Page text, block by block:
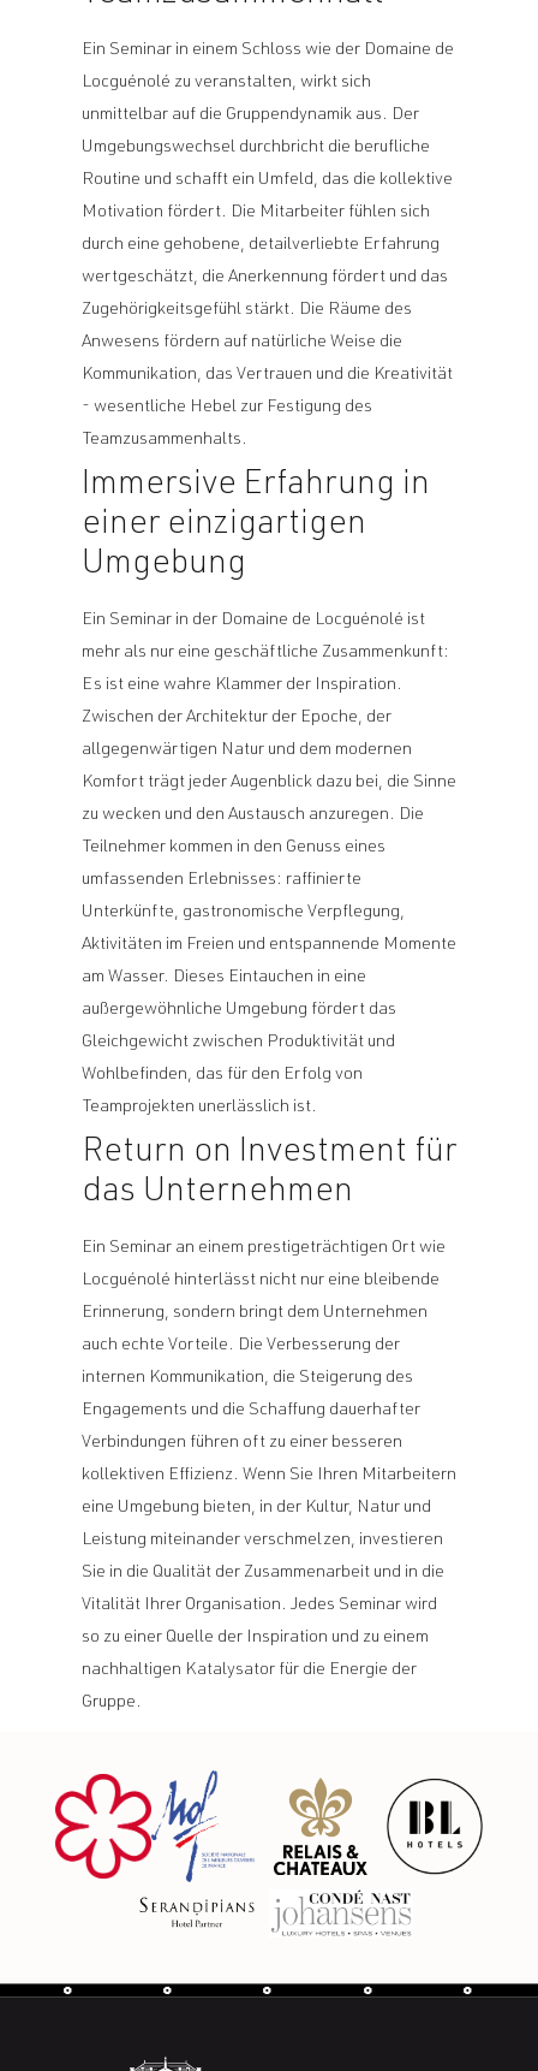
Ein Seminar in einem Schloss wie der Domaine de
Locguénolé zu veranstalten, wirkt sich
unmittelbar auf die Gruppendynamik aus. Der
Umgebungswechsel durchbricht die berufliche
Routine und schafft ein Umfeld, das die kollektive
Motivation fördert. Die Mitarbeiter fühlen sich
durch eine gehobene, detailverliebte Erfahrung
wertgeschätzt, die Anerkennung fördert und das
Zugehörigkeitsgefühl stärkt. Die Räume des
Anwesens fördern auf natürliche Weise die
Kommunikation, das Vertrauen und die Kreativität
- wesentliche Hebel zur Festigung des
Teamzusammenhalts.
Immersive Erfahrung in
einer einzigartigen
Umgebung
Ein Seminar in der Domaine de Locguénolé ist
mehr als nur eine geschäftliche Zusammenkunft:
Es ist eine wahre Klammer der Inspiration.
Zwischen der Architektur der Epoche, der
allgegenwärtigen Natur und dem modernen
Komfort trägt jeder Augenblick dazu bei, die Sinne
zu wecken und den Austausch anzuregen. Die
Teilnehmer kommen in den Genuss eines
umfassenden Erlebnisses: raffinierte
Unterkünfte, gastronomische Verpflegung,
Aktivitäten im Freien und entspannende Momente
am Wasser. Dieses Eintauchen in eine
außergewöhnliche Umgebung fördert das
Gleichgewicht zwischen Produktivität und
Wohlbefinden, das für den Erfolg von
Teamprojekten unerlässlich ist.
Return on Investment für
das Unternehmen
Ein Seminar an einem prestigeträchtigen Ort wie
Locguénolé hinterlässt nicht nur eine bleibende
Erinnerung, sondern bringt dem Unternehmen
auch echte Vorteile. Die Verbesserung der
internen Kommunikation, die Steigerung des
Engagements und die Schaffung dauerhafter
Verbindungen führen oft zu einer besseren
kollektiven Effizienz. Wenn Sie Ihren Mitarbeitern
eine Umgebung bieten, in der Kultur, Natur und
Leistung miteinander verschmelzen, investieren
Sie in die Qualität der Zusammenarbeit und in die
Vitalität Ihrer Organisation. Jedes Seminar wird
so zu einer Quelle der Inspiration und zu einem
nachhaltigen Katalysator für die Energie der
Gruppe.